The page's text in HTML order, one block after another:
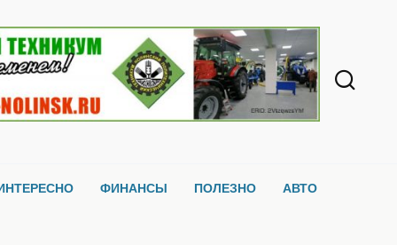
ФИНАНСЫ ПОЛЕЗНО АВТО